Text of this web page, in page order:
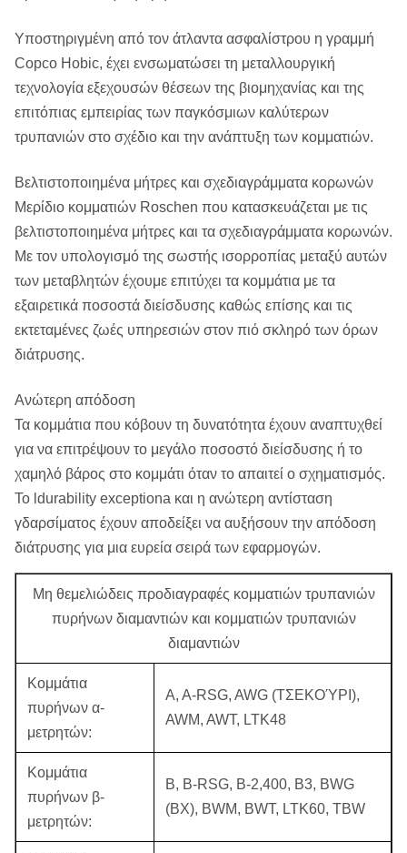
Υποστηριγμένη από τον άτλαντα ασφαλίστρου η γραμμή
Copco Hobic, έχει ενσωματώσει τη μεταλλουργική
τεχνολογία εξεχουσών θέσεων της βιομηχανίας και της
επιτόπιας εμπειρίας των παγκόσμιων καλύτερων
τρυπανιών στο σχέδιο και την ανάπτυξη των κομματιών.
Βελτιστοποιημένα μήτρες και σχεδιαγράμματα κορωνών
Μερίδιο κομματιών Roschen που κατασκευάζεται με τις
βελτιστοποιημένα μήτρες και τα σχεδιαγράμματα κορωνών.
Με τον υπολογισμό της σωστής ισορροπίας μεταξύ αυτών
των μεταβλητών έχουμε επιτύχει τα κομμάτια με τα
εξαιρετικά ποσοστά διείσδυσης καθώς επίσης και τις
εκτεταμένες ζωές υπηρεσιών στον πιό σκληρό των όρων
διάτρυσης.
Ανώτερη απόδοση
Τα κομμάτια που κόβουν τη δυνατότητα έχουν αναπτυχθεί
για να επιτρέψουν το μεγάλο ποσοστό διείσδυσης ή το
χαμηλό βάρος στο κομμάτι όταν το απαιτεί ο σχηματισμός.
Το ldurability exceptiona και η ανώτερη αντίσταση
γδαρσίματος έχουν αποδείξει να αυξήσουν την απόδοση
διάτρυσης για μια ευρεία σειρά των εφαρμογών.
Μη θεμελιώδεις προδιαγραφές κομματιών τρυπανιών
πυρήνων διαμαντιών και κομματιών τρυπανιών
διαμαντιών
Κομμάτια
πυρήνων α-
μετρητών:
Α, Α-RSG, AWG (ΤΣΕΚΟΎΡΙ),
AWM, AWT, LTK48
Κομμάτια
πυρήνων β-
μετρητών:
Β, Β-RSG, Β-2,400, B3, BWG
(BX), BWM, BWT, LTK60, TBW